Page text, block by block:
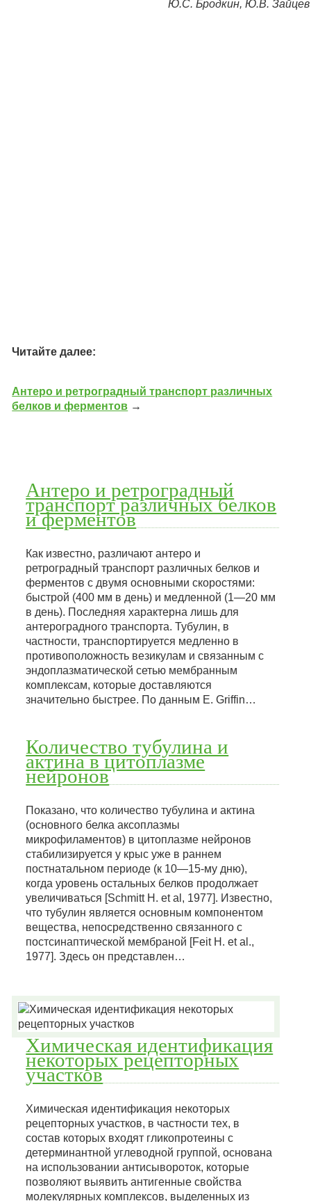
Ю.С. Бродкин, Ю.В. Зайцев
Читайте далее:
Антеро и ретроградный транспорт различных
белков и ферментов →
Антеро и ретроградный
транспорт различных белков
и ферментов
Как известно, различают антеро и
ретроградный транспорт различных белков и
ферментов с двумя основными скоростями:
быстрой (400 мм в день) и медленной (1—20 мм
в день). Последняя характерна лишь для
антероградного транспорта. Тубулин, в
частности, транспортируется медленно в
противоположность везикулам и связанным с
эндоплазматической сетью мембранным
комплексам, которые доставляются
значительно быстрее. По данным Е. Griffin…
Количество тубулина и
актина в цитоплазме
нейронов
Показано, что количество тубулина и актина
(основного белка аксоплазмы
микрофиламентов) в цитоплазме нейронов
стабилизируется у крыс уже в раннем
постнатальном периоде (к 10—15-му дню),
когда уровень остальных белков продолжает
увеличиваться [Schmitt H. et al, 1977]. Известно,
что тубулин является основным компонентом
вещества, непосредственно связанного с
постсинаптической мембраной [Feit H. et al.,
1977]. Здесь он представлен…
Химическая идентификация
некоторых рецепторных
участков
Химическая идентификация некоторых
рецепторных участков, в частности тех, в
состав которых входят гликопротеины с
детерминантной углеводной группой, основана
на использовании антисывороток, которые
позволяют выявить антигенные свойства
молекулярных комплексов, выделенных из